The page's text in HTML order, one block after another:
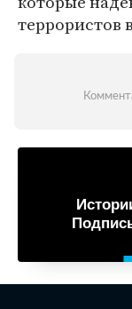
террористов